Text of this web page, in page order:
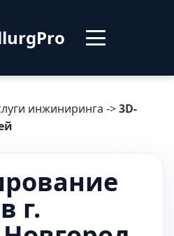
Новгород
Контакты
инжиниринга ->3D-
г.